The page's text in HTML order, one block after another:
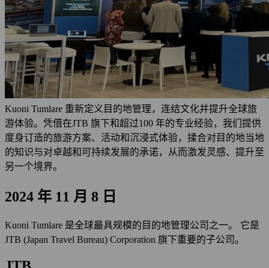
Kuoni Tumlare 重新定义目的地管理，连结文化并提升全球旅
游体验。凭借在JTB 旗下和超过100 年的专业经验，我们提供
度身订造的旅游方案、活动和沉浸式体验，揉合对目的地当地
的知识与对卓越和可持续发展的承诺，从而激发灵感、提升至
另一个境界。
2024 年 11 月 8 日
Kuoni Tumlare 是全球最具规模的目的地管理公司之一。 它是
JTB (Japan Travel Bureau) Corporation 旗下重要的子公司。